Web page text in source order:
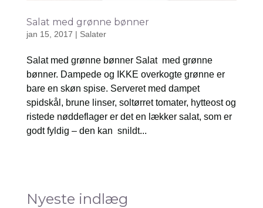
Salat med grønne bønner
jan 15, 2017 | Salater
Salat med grønne bønner Salat med grønne
bønner. Dampede og IKKE overkogte grønne er
bare en skøn spise. Serveret med dampet
spidskål, brune linser, soltørret tomater, hytteost og
ristede nøddeflager er det en lækker salat, som er
godt fyldig – den kan snildt...
Nyeste indlæg